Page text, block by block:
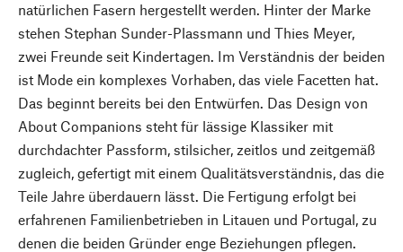
natürlichen Fasern hergestellt werden. Hinter der Marke
stehen Stephan Sunder-Plassmann und Thies Meyer,
zwei Freunde seit Kindertagen. Im Verständnis der beiden
ist Mode ein komplexes Vorhaben, das viele Facetten hat.
Das beginnt bereits bei den Entwürfen. Das Design von
About Companions steht für lässige Klassiker mit
durchdachter Passform, stilsicher, zeitlos und zeitgemäß
zugleich, gefertigt mit einem Qualitätsverständnis, das die
Teile Jahre überdauern lässt. Die Fertigung erfolgt bei
erfahrenen Familienbetrieben in Litauen und Portugal, zu
denen die beiden Gründer enge Beziehungen pflegen.